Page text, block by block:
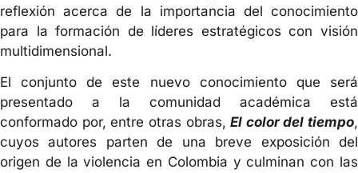
reflexión acerca de la importancia del conocimiento
para la formación de líderes estratégicos con visión
multidimensional.
El conjunto de este nuevo conocimiento que será
presentado a la comunidad académica está
conformado por, entre otras obras,El color del tiempo,
cuyos autores parten de una breve exposición del
origen de la violencia en Colombia y culminan con las